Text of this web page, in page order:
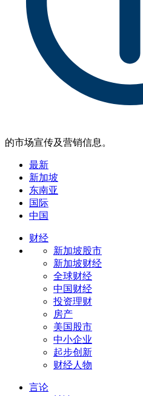
的市场宣传及营销信息。
最新
新加坡
东南亚
国际
中国
财经
新加坡股市
新加坡财经
全球财经
中国财经
投资理财
房产
美国股市
中小企业
起步创新
财经人物
言论